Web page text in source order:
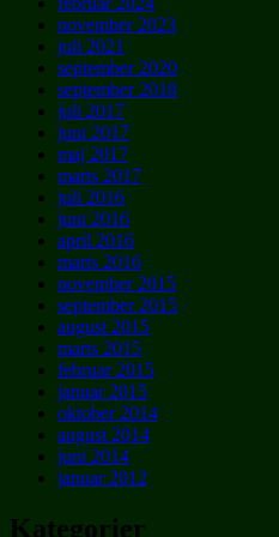
november 2023
juli 2021
september 2020
september 2018
juli 2017
juni 2017
maj 2017
marts 2017
juli 2016
juni 2016
april 2016
marts 2016
november 2015
september 2015
august 2015
marts 2015
februar 2015
januar 2015
oktober 2014
august 2014
juni 2014
januar 2012
Kategorier